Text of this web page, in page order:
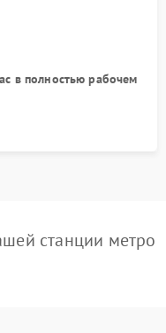
в полностью рабочем
станции метро